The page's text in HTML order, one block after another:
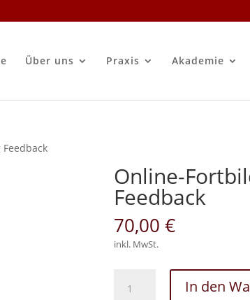
Über uns Praxis Akademie
Online-
Feedback
70,00€
inkl. MwSt.
Fortbildung
In den